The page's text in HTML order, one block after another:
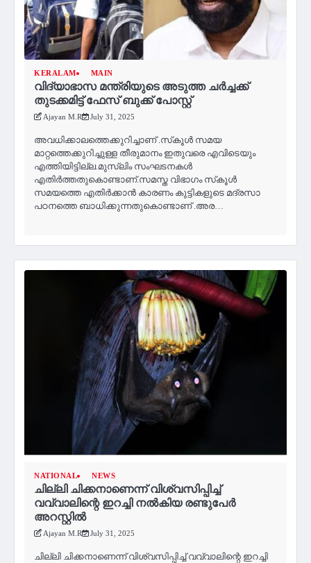
KERALAM MAIN
വിദ്യാഭാസ മന്ത്രിയുടെ അടുത്ത ചർച്ചക്ക്
തുടക്കമിട്ട് ഫേസ് ബുക്ക് പോസ്റ്റ്
Ajayan M.R July 31, 2025
അവധിക്കാലത്തെക്കുറിച്ചാണ് .സ്‌കൂൾ സമയ
മാറ്റത്തെക്കുറിച്ചുള്ള തീരുമാനം ഇതുവരെ എവിടെയും
എത്തിയിട്ടില്ല.മുസ്‌ലിം സംഘടനകൾ
എതിർത്തതുകൊണ്ടാണ്.സമസ്ത വിഭാഗം സ്‌കൂൾ
സമയത്തെ എതിർക്കാൻ കാരണം കുട്ടികളുടെ മദ്രസാ
പഠനത്തെ ബാധിക്കുന്നതുകൊണ്ടാണ് .അര…
NATIONAL NEWS
ചില്ലി ചിക്കനാണെന്ന് വിശ്വസിപ്പിച്ച്
വവ്വാലിന്റെ ഇറച്ചി നൽകിയ രണ്ടുപേർ
അറസ്റ്റിൽ
Ajayan M.R July 31, 2025
ചില്ലി ചിക്കനാണെന്ന് വിശ്വസിപ്പിച്ച് വവ്വാലിന്റെ ഇറച്ചി